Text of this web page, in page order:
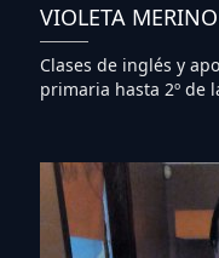
VIOLETA MERINO
Clases de inglés y
primaria hasta 2º de